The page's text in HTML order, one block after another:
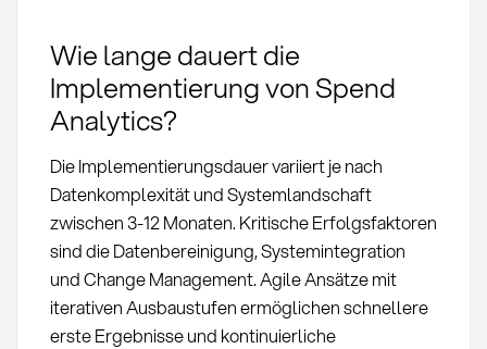
Wie lange dauert die
Implementierung von Spend
Analytics?
Die Implementierungsdauer variiert je nach
Datenkomplexität und Systemlandschaft
zwischen 3-12 Monaten. Kritische Erfolgsfaktoren
sind die Datenbereinigung, Systemintegration
und Change Management. Agile Ansätze mit
iterativen Ausbaustufen ermöglichen schnellere
erste Ergebnisse und kontinuierliche